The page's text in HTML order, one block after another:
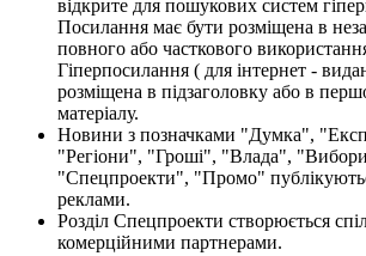
відкрите для пошукових систем
Посилання має бути розміщена в
повного або часткового
Гіперпосилання ( для інтернет -
розміщена в підзаголовку або в
матеріалу.
Новини з позначками "Думка",
"Регіони", "Гроші", "Влада",
"Спецпроекти", "Промо"
реклами.
Розділ Спецпроекти створюється
комерційними партнерами.